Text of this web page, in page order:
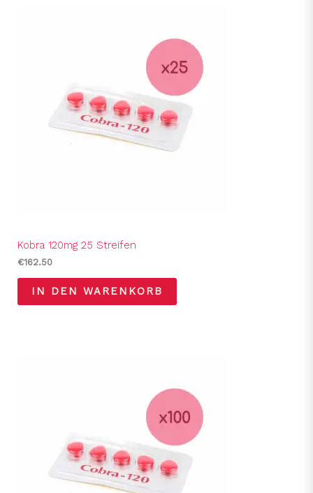
Kobra 120mg 25 Streifen
€162.50
IN DEN WARENKORB